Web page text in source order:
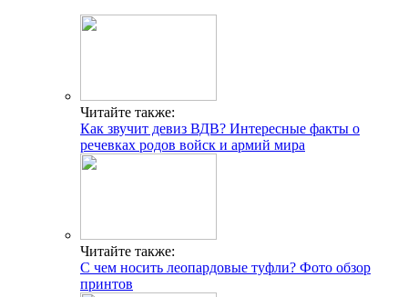
Читайте также:
Как звучит девиз ВДВ? Интересные факты о
речевках родов войск и армий мира
Читайте также:
С чем носить леопардовые туфли? Фото обзор
принтов